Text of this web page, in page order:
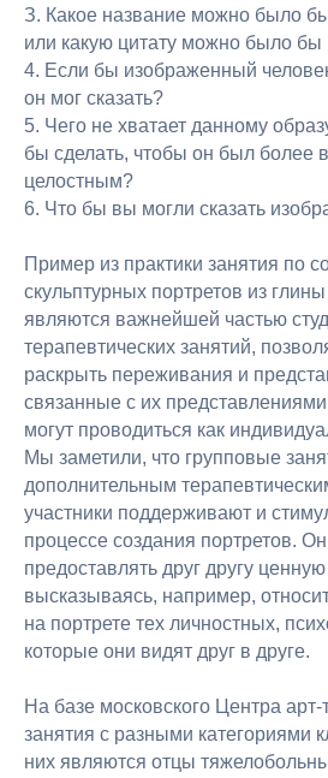
З. Какое название можно было
или какую цитату можно было бы
4. Если бы изображенный
он мог сказать?
5. Чего не хватает данному
бы сделать, чтобы он был более
целостным?
6. Что бы вы могли сказать
Пример из практики занятия по
скульптурных портретов из
являются важнейшей частью
терапевтических занятий,
раскрыть переживания и
связанные с их
могут проводиться как
Мы заметили, что групповые
дополнительным
участники поддерживают и
процессе создания портретов.
предоставлять друг другу
высказываясь, например,
на портрете тех личностных,
которые они видят друг в друге.
На базе московского Центра
занятия с разными категориями
них являются отцы